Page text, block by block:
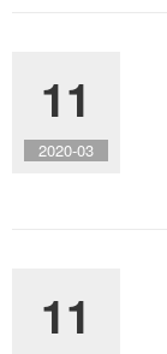
11
2020-03
11